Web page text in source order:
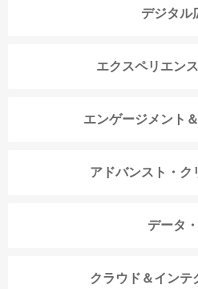
デジタル
エクスペリエン
エンゲージメント
アドバンスト・ク
データ
クラウド＆インテ